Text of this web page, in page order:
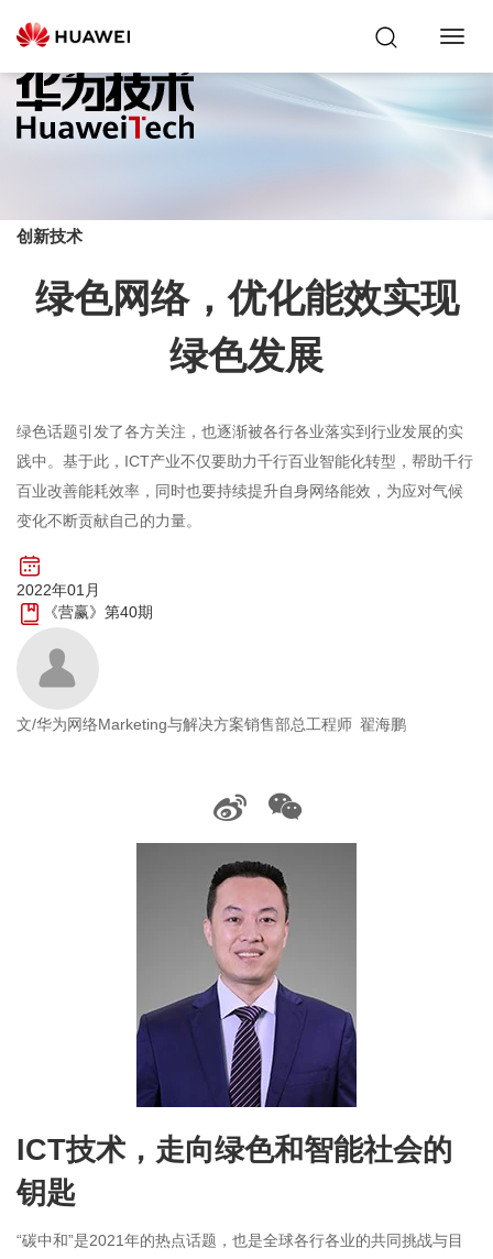
创新技术
绿色网络，优化能效实现
绿色发展
绿色话题引发了各方关注，也逐渐被各行各业落实到行业发展的实
践中。基于此，ICT产业不仅要助力千行百业智能化转型，帮助千行
百业改善能耗效率，同时也要持续提升自身网络能效，为应对气候
变化不断贡献自己的力量。
2022年01月
《营赢》第40期
文/华为网络Marketing与解决方案销售部总工程师 翟海鹏
ICT技术，走向绿色和智能社会的
钥匙
“碳中和”是2021年的热点话题，也是全球各行各业的共同挑战与目